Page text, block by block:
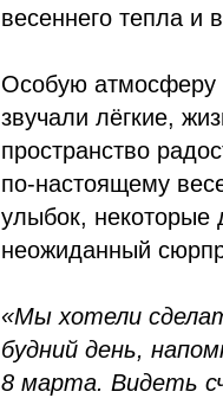
весеннего тепла и
Особую атмосферу
звучали лёгкие,
пространство
по‑настоящему
улыбок, некоторые
неожиданный
«Мы хотели
будний день,
8 марта. Видеть